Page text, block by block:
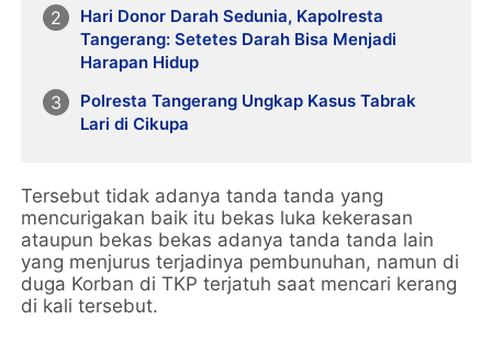
Hari Donor Darah Sedunia, Kapolresta
Tangerang: Setetes Darah Bisa Menjadi
Harapan Hidup
Polresta Tangerang Ungkap Kasus Tabrak
Lari di Cikupa
Tersebut tidak adanya tanda tanda yang
mencurigakan baik itu bekas luka kekerasan
ataupun bekas bekas adanya tanda tanda lain
yang menjurus terjadinya pembunuhan, namun di
duga Korban di TKP terjatuh saat mencari kerang
di kali tersebut.